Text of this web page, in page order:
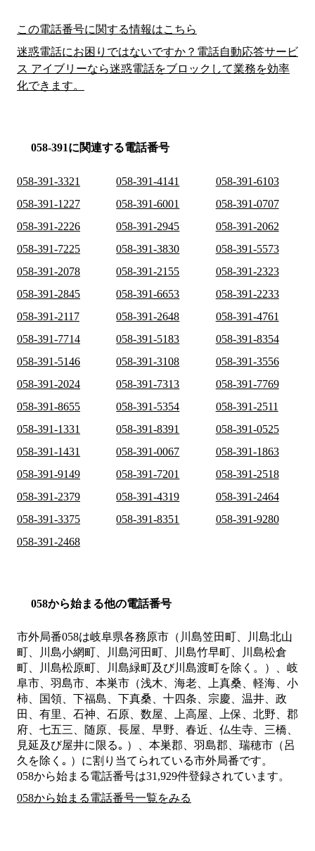
この電話番号に関する情報はこちら
迷惑電話にお困りではないですか？電話自動応答サービ
ス アイブリーなら迷惑電話をブロックして業務を効率
化できます。
058-391に関連する電話番号
058-391-3321 058-391-4141
058-391-6103
058-391-1227
058-391-6001
058-391-0707
058-391-2226
058-391-2945
058-391-2062
058-391-7225
058-391-3830
058-391-5573
058-391-2078
058-391-2155
058-391-2323
058-391-2845
058-391-6653
058-391-2233
058-391-2117
058-391-2648
058-391-4761
058-391-7714
058-391-5183
058-391-8354
058-391-5146
058-391-3108
058-391-3556
058-391-2024
058-391-7313
058-391-7769
058-391-8655
058-391-5354
058-391-2511
058-391-1331
058-391-8391
058-391-0525
058-391-1431
058-391-0067
058-391-1863
058-391-9149
058-391-7201
058-391-2518
058-391-2379
058-391-4319
058-391-2464
058-391-3375
058-391-8351
058-391-9280
058-391-2468
058から始まる他の電話番号
市外局番058は岐阜県各務原市（川島笠田町、川島北山
町、川島小網町、川島河田町、川島竹早町、川島松倉
町、川島松原町、川島緑町及び川島渡町を除く。）、岐
阜市、羽島市、本巣市（浅木、海老、上真桑、軽海、小
柿、国領、下福島、下真桑、十四条、宗慶、温井、政
田、有里、石神、石原、数屋、上高屋、上保、北野、郡
府、七五三、随原、長屋、早野、春近、仏生寺、三橋、
見延及び屋井に限る｡ ）、本巣郡、羽島郡、瑞穂市（呂
久を除く｡ ） に割り当てられている市外局番です。
058から始まる電話番号は31,929件登録されています。
058から始まる電話番号一覧をみる